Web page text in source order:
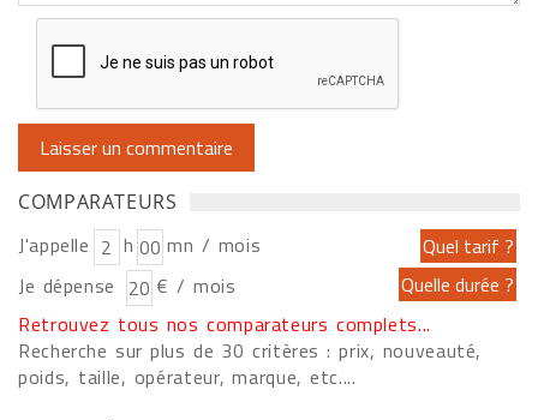
COMPARATEURS
J'appelle h
mn / mois
Je dépense
€ / mois
Retrouvez tous nos comparateurs complets...
Recherche sur plus de 30 critères : prix, nouveauté,
poids, taille, opérateur, marque, etc....